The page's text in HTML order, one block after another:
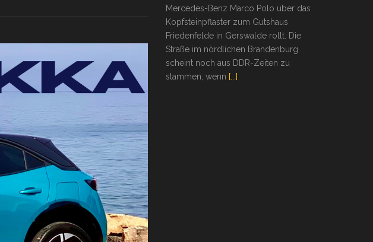
Mercedes-Benz Marco Polo über das
Kopfsteinpflaster zum Gutshaus
Friedenfelde in Gerswalde rollt. Die
Straße im nördlichen Brandenburg
scheint noch aus DDR-Zeiten zu
stammen, wenn [...]